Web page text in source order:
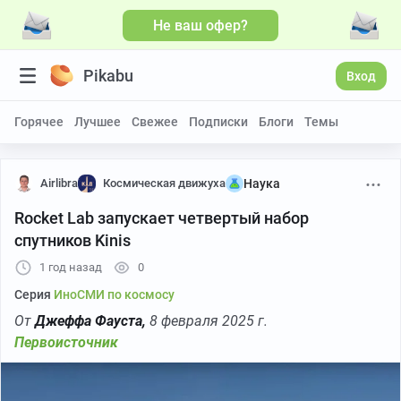
Не ваш офер?
Pikabu Вход
Горячее Лучшее Свежее Подписки Блоги Темы
Airlibra Космическая движуха Наука
Rocket Lab запускает четвертый набор
спутников Kinis
1 год назад 0
Серия ИноСМИ по космосу
ОтДжеффа Фауста, 8 февраля 2025 г.
Первоисточник